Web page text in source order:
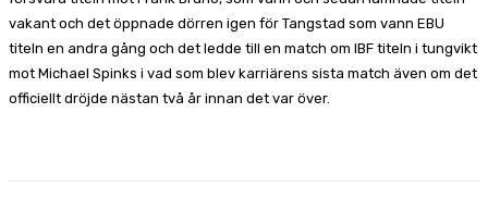
vakant och det öppnade dörren igen för Tangstad som vann EBU
titeln en andra gång och det ledde till en match om IBF titeln i tungvikt
mot Michael Spinks i vad som blev karriärens sista match även om det
officiellt dröjde nästan två år innan det var över.